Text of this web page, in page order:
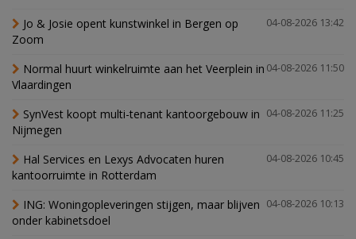
04-08-2026 13:42
Jo & Josie opent kunstwinkel in Bergen op
Zoom
04-08-2026 11:50
Normal huurt winkelruimte aan het Veerplein in
Vlaardingen
04-08-2026 11:25
SynVest koopt multi-tenant kantoorgebouw in
Nijmegen
04-08-2026 10:45
Hal Services en Lexys Advocaten huren
kantoorruimte in Rotterdam
04-08-2026 10:13
ING: Woningopleveringen stijgen, maar blijven
onder kabinetsdoel